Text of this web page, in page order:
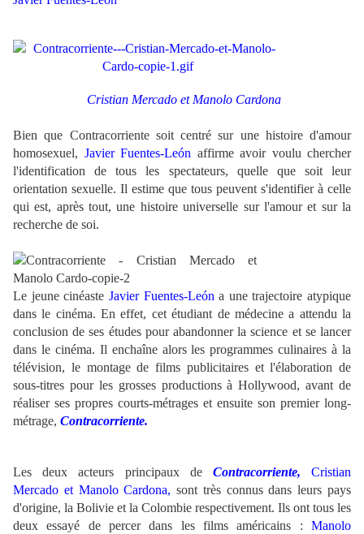
Cristian Mercado et Manolo Cardona
Bien que Contracorriente soit centré sur une histoire d'amour
homosexuel, Javier Fuentes-León affirme avoir voulu chercher
l'identification de tous les spectateurs, quelle que soit leur
orientation sexuelle. Il estime que tous peuvent s'identifier à celle
qui est, après tout, une histoire universelle sur l'amour et sur la
recherche de soi.
Le jeune cinéaste Javier Fuentes-Leóna une trajectoire atypique
dans le cinéma. En effet, cet étudiant de médecine a attendu la
conclusion de ses études pour abandonner la science et se lancer
dans le cinéma. Il enchaîne alors les programmes culinaires à la
télévision, le montage de films publicitaires et l'élaboration de
sous-titres pour les grosses productions à Hollywood, avant de
réaliser ses propres courts-métrages et ensuite son premier long-
métrage, Contracorriente.
Les deux acteurs principaux de Contracorriente,
Cristian
Mercado et Manolo Cardona, sont très connus dans leurs pays
d'origine, la Bolivie et la Colombie respectivement. Ils ont tous les
deux essayé de percer dans les films américains :
Manolo